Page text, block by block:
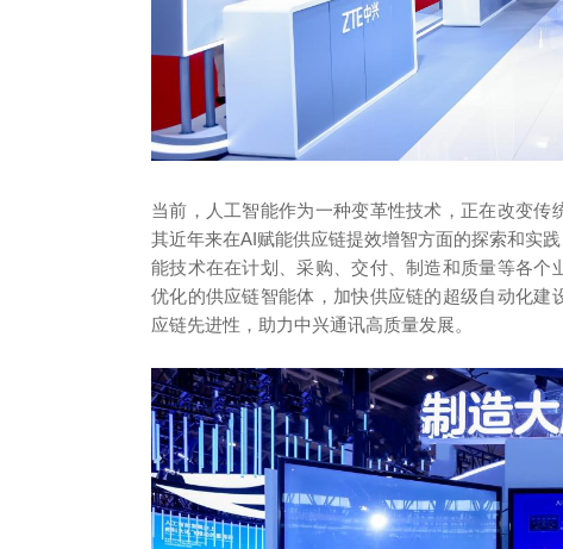
当前，人工智能作为一种变革性技术，正在改变
其近年来在AI赋能供应链提效增智方面的探索和实
能技术在在计划、采购、交付、制造和质量等各
优化的供应链智能体，加快供应链的超级自动化
应链先进性，助力中兴通讯高质量发展。